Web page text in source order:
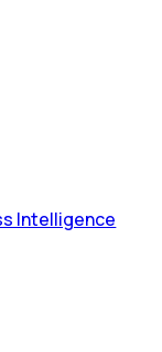
Intelligence